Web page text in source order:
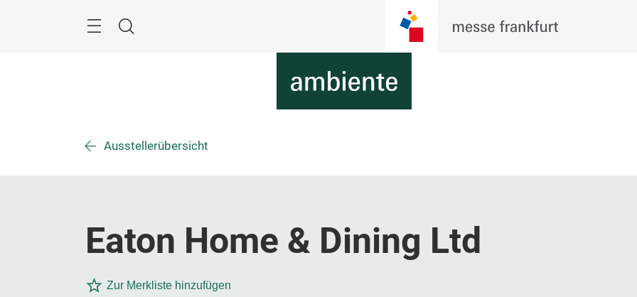
Suche
Ausstellerübersicht
Eaton Home & Dining Ltd
Zur Merkliste hinzufügen